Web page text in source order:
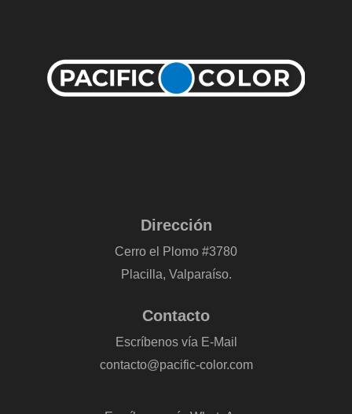
Dirección
Cerro el Plomo #3780
Placilla, Valparaíso.
Contacto
Escríbenos vía E-Mail
contacto@pacific-color.com